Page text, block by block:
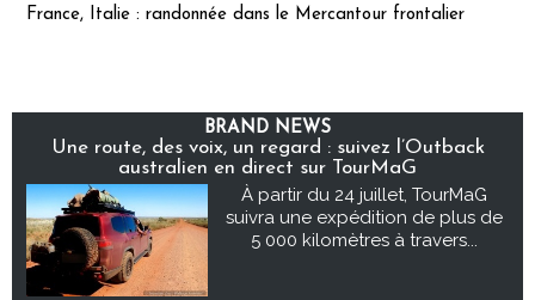
France, Italie : randonnée dans le Mercantour frontalier
BRAND NEWS
Une route, des voix, un regard : suivez l’Outback
australien en direct sur TourMaG
À partir du 24 juillet, TourMaG
suivra une expédition de plus de
5 000 kilomètres à travers...